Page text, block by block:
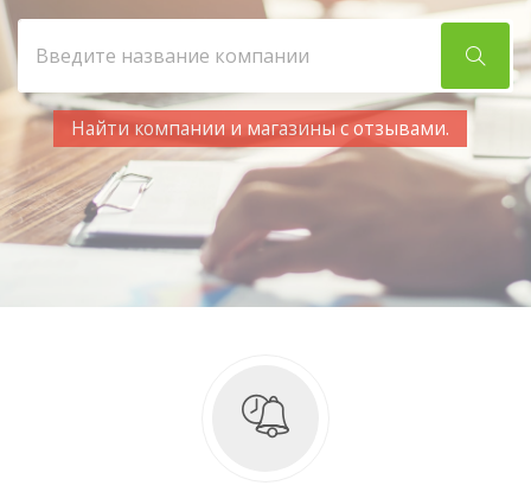
Найти компании и магазины с отзывами.